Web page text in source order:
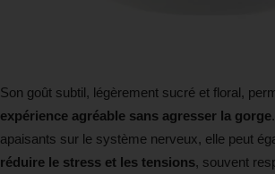
Son goût subtil, légèrement sucré et floral,
expérience agréable sans agresser la gorge
apaisants sur le système nerveux, elle peut
réduire le stress et les tensions, souvent